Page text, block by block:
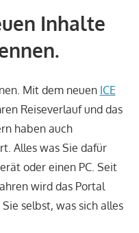
Inhalte
Mit dem neuen ICE
Reiseverlauf und das
haben auch
Alles was Sie dafür
oder einen PC. Seit
wird das Portal
selbst, was sich alles